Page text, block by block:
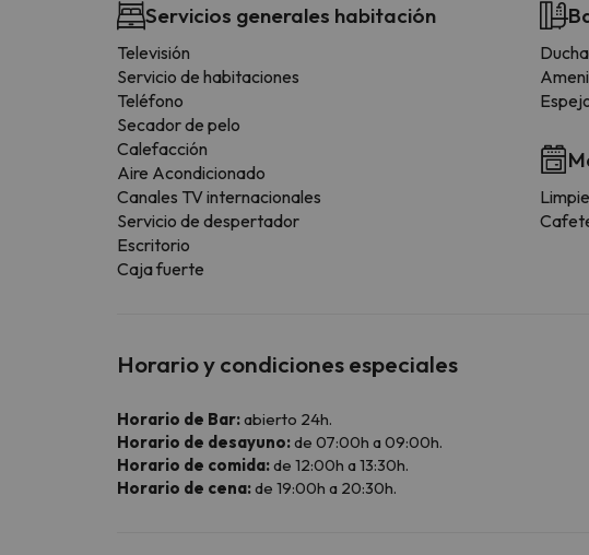
Servicios generales habitación
Televisión
Servicio de habitaciones
Teléfono
Secador de pelo
Calefacción
Aire Acondicionado
Canales TV internacionales
Servicio de despertador
Escritorio
Caja fuerte
Ducha
Horario y condiciones especiales
Horario de Bar:abierto 24h.
Horario de desayuno:de 07:00h a 09:00h.
Horario de comida:de 12:00h a 13:30h.
Horario de cena:de 19:00h a 20:30h.